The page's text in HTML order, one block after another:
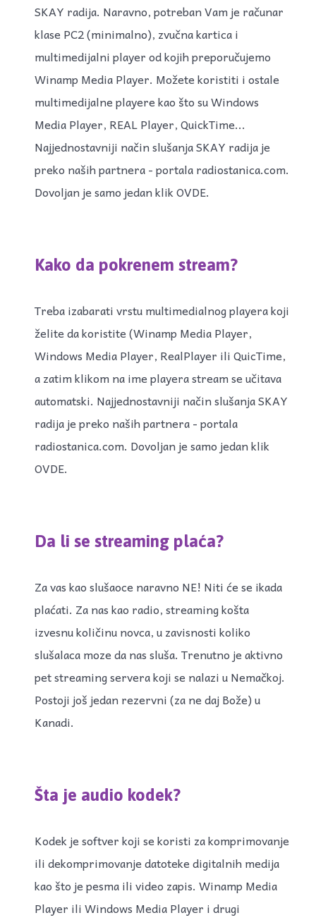
SKAY radija. Naravno, potreban Vam je računar
klase PC2 (minimalno), zvučna kartica i
multimedijalni player od kojih preporučujemo
Winamp Media Player. Možete koristiti i ostale
multimedijalne playere kao što su Windows
Media Player, REAL Player, QuickTime...
Najjednostavniji način slušanja SKAY radija je
preko naših partnera - portala radiostanica.com.
Dovoljan je samo jedan klik OVDE.
Kako da pokrenem stream?
Treba izabarati vrstu multimedialnog playera koji
želite da koristite (Winamp Media Player,
Windows Media Player, RealPlayer ili QuicTime,
a zatim klikom na ime playera stream se učitava
automatski. Najjednostavniji način slušanja SKAY
radija je preko naših partnera - portala
radiostanica.com. Dovoljan je samo jedan klik
OVDE.
Da li se streaming plaća?
Za vas kao slušaoce naravno NE! Niti će se ikada
plaćati. Za nas kao radio, streaming košta
izvesnu količinu novca, u zavisnosti koliko
slušalaca moze da nas sluša. Trenutno je aktivno
pet streaming servera koji se nalazi u Nemačkoj.
Postoji još jedan rezervni (za ne daj Bože) u
Kanadi.
Šta je audio kodek?
Kodek je softver koji se koristi za komprimovanje
ili dekomprimovanje datoteke digitalnih medija
kao što je pesma ili video zapis. Winamp Media
Player ili Windows Media Player i drugi